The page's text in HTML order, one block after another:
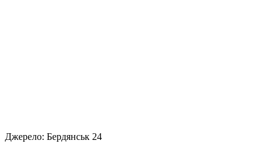
Джерело: Бердянськ 24